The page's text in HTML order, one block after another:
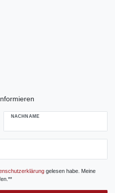
NACHNAME
gelesen habe. Meine